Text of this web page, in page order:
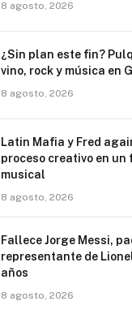
8 agosto, 2026
¿Sin plan este fin?
vino, rock y música en
8 agosto, 2026
Latin Mafia y Fred
proceso creativo en un
musical
8 agosto, 2026
Fallece Jorge Messi,
representante de
años
8 agosto, 2026